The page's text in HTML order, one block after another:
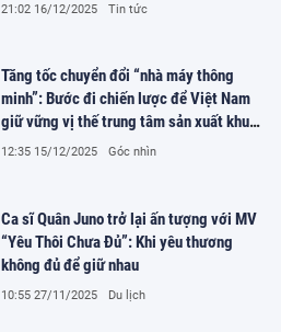
21:02 16/12/2025 Tin tức
Tăng tốc chuyển đổi “nhà máy thông
minh”: Bước đi chiến lược để Việt Nam
giữ vững vị thế trung tâm sản xuất khu
vực
12:35 15/12/2025 Góc nhìn
Ca sĩ Quân Juno trở lại ấn tượng với MV
“Yêu Thôi Chưa Đủ”: Khi yêu thương
không đủ để giữ nhau
10:55 27/11/2025 Du lịch